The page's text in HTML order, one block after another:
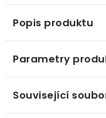
Popis produktu
Parametry
Související